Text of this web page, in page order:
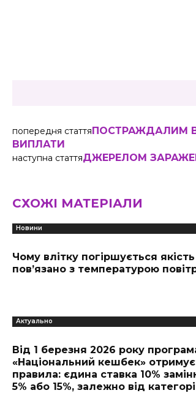
попередня статтяПОСТРАЖДАЛИМ
ВИПЛАТИ
наступна статтяДЖЕРЕЛОМ
СХОЖІ МАТЕРІАЛИ
Новини
Чому влітку погіршується
пов’язано з температурою
Актуально
Від 1 березня 2026 року
«Національний кешбек» отримує
правила: єдина ставка 10%
5% або 15%, залежно від